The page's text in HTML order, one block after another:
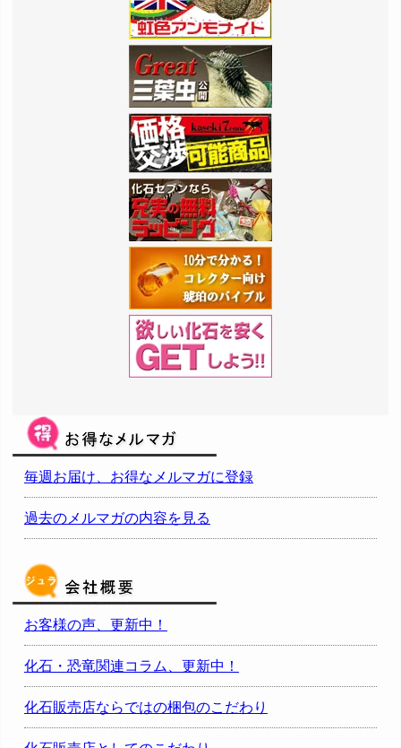
毎週お届け、お得なメルマガに登録
過去のメルマガの内容を見る
お客様の声、更新中！
化石・恐竜関連コラム、更新中！
化石販売店ならではの梱包のこだわり